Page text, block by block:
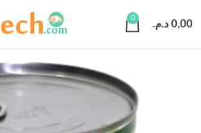
0
0,00 د.م.